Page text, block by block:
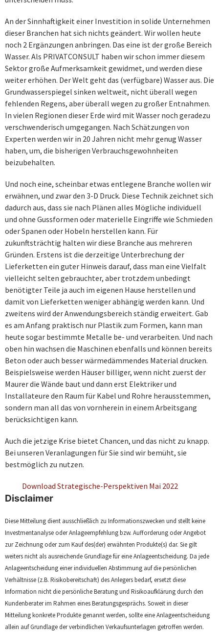
An der Sinnhaftigkeit einer Investition in solide Unternehmen
dieser Branchen hat sich nichts geändert. Wir wollen heute
noch 2 Ergänzungen anbringen. Das eine ist der große Bereich
Wasser. Als PRIVATCONSULT haben wir schon immer diesem
Sektor große Aufmerksamkeit gewidmet, und werden diese
weiter erhöhen. Der Welt geht das (verfügbare) Wasser aus. Die
Grundwasserspiegel sinken weltweit, nicht überall wegen
fehlenden Regens, aber überall wegen zu großer Entnahmen.
In vielen Regionen dieser Erde wird mit Wasser noch geradezu
verschwenderisch umgegangen. Nach Schätzungen von
Experten werden wir in 20 Jahren nicht mehr genug Wasser
haben, um, die bisherigen Verbrauchsgewohnheiten
beizubehalten.
Und noch eine, scheinbar etwas entlegene Branche wollen wir
erwähnen, und zwar den 3-D Druck. Diese Technik zeichnet sich
dadurch aus, dass sie nach Plänen alles Mögliche individuell
und ohne Gussformen oder materielle Eingriffe wie Schmieden
oder Spanen oder Hobeln herstellen kann. Für
zukunftsträchtig halten wir diese Branche aus mehreren
Gründen. Erstens ist die derzeitige Unterbrechung der
Lieferketten ein guter Hinweis darauf, dass man eine Vielfalt
vielleicht selten gebrauchter, aber trotzdem unbedingt
benötigter Teile ja auch im eigenen Hause herstellen und
damit von Lieferketten weniger abhängig werden kann. Und
zweitens wird der Anwendungsbereich ständig erweitert. Gab
es am Anfang praktisch nur Plastik zum Formen, kann man
heute sogar bestimmte Metalle be- und verarbeiten. Und nach
oben hin wachsen die Maschinen ebenfalls und können bereits
Beton oder auch besser wärmedämmendes Material drucken.
Beispielsweise werden Häuser billiger, wenn nicht zuerst der
Maurer die Wände baut und dann erst Elektriker und
Installateure den Raum für Kabel und Rohre herausstemmen,
sondern man all das von vornherein in einem Arbeitsgang
berücksichtigen kann.
Auch die jetzige Krise bietet Chancen, und das nicht zu knapp.
Bei unseren Veranlagungen für Sie sind wir bemüht, sie
bestmöglich zu nutzen.
Download Strategische-Perspektiven Mai 2022
Disclaimer
Diese Mitteilung dient ausschließlich zu Informationszwecken und stellt keine
Investmentanalyse oder Anlageempfehlung bzw. Aufforderung oder Angebot
zur Zeichnung oder zum Kauf des(der) erwähnten Produkte(s) dar. Sie gilt
weiters nicht als ausreichende Grundlage für eine Anlageentscheidung. Da jede
Anlageentscheidung einer individuellen Abstimmung auf die persönlichen
Verhältnisse (z.B. Risikobereitschaft) des Anlegers bedarf, ersetzt diese
Information nicht die persönliche Beratung und Risikoaufklärung durch den
Kundenberater im Rahmen eines Beratungsgesprächs. Soweit in dieser
Mitteilung konkrete Produkte genannt werden, sollte eine Anlageentscheidung
allein auf Grundlage der verbindlichen Verkaufsunterlagen getroffen werden.